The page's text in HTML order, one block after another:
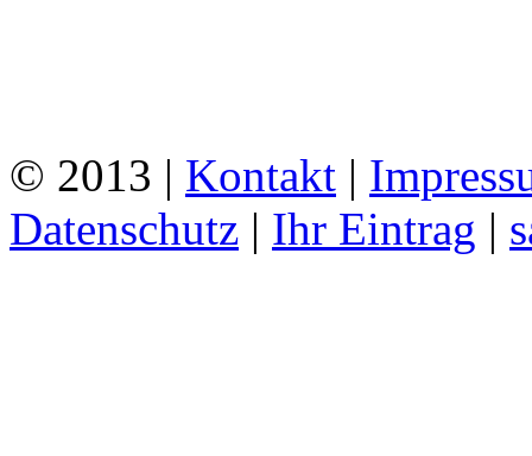
© 2013 | Kontakt |
Datenschutz | Ihr Eintrag |